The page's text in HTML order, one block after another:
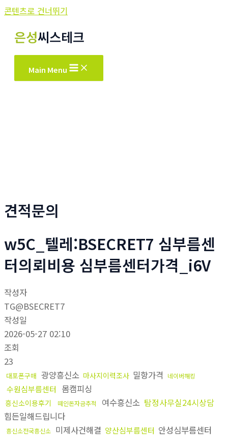
콘텐츠로 건너뛰기
은성씨스테크
Main Menu
견적문의
w5C_텔레:BSECRET7 심부름센
터의뢰비용 심부름센터가격_i6V
작성자
TG@BSECRET7
작성일
2026-05-27 02:10
조회
23
대포폰구매 광양흥신소 마사지이력조사 밀항가격 네이버해킹
수원심부름센터 몸캠피싱
흥신소이용후기 떼인돈자금추적 여수흥신소 탐정사무실24시상담
힘든일해드립니다
흥신소전국흥신소 미제사건해결 양산심부름센터 안성심부름센터